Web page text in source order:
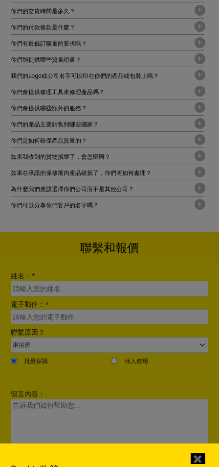
你們的交貨時間是多久？
你們的付款條款是什麼？
你們有最低訂購量的要求嗎？
你們能提供哪些質量證書？
我們的Logo或公司名字可以印在你們的產品或包裝上嗎？
你們會提供修理工具來修理產品嗎？
你們會提供哪些額外的服務？
你們的產品主要銷售到哪些國家？
你們是如何確保產品質量的？
如果我收到的貨物損壞了，會怎麼辦？
如果在承諾的保修期內產品破損了，你們將如何處理？
為什麼我們應該選擇你們公司而不是其他公司？
你們可以分享你們客戶的名字嗎？
聯繫和報價
姓名： *
電子郵件： *
聯繫原因？
批量採購 個人使用
留言內容：
✖